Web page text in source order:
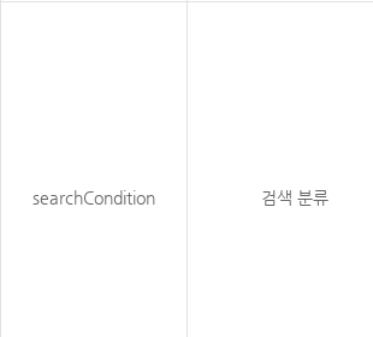
searchCondition 검색 분류